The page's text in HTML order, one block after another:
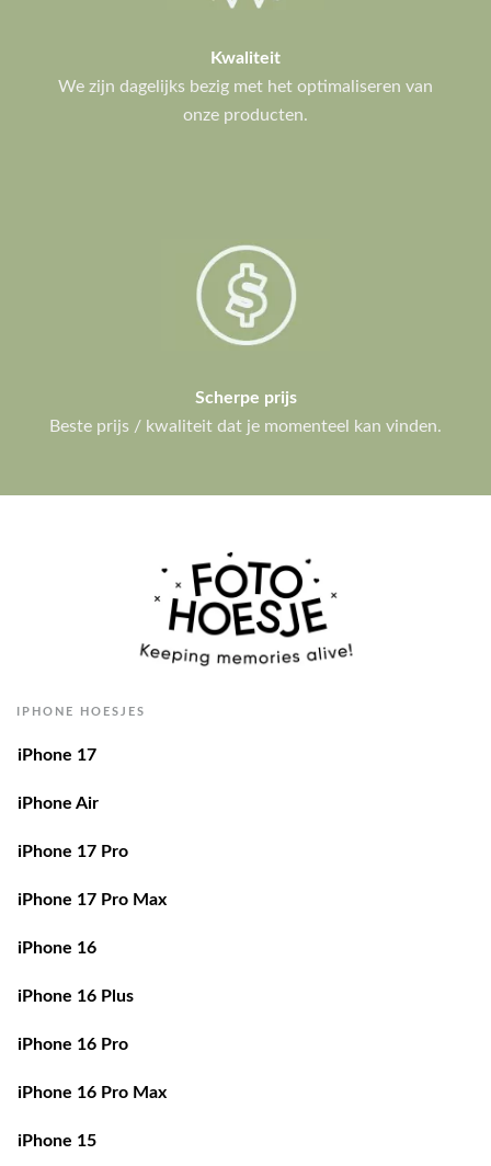
Kwaliteit
We zijn dagelijks bezig met het optimaliseren van
onze producten.
Scherpe prijs
Beste prijs / kwaliteit dat je momenteel kan vinden.
IPHONE HOESJES
iPhone 17
iPhone Air
iPhone 17 Pro
iPhone 17 Pro Max
iPhone 16
iPhone 16 Plus
iPhone 16 Pro
iPhone 16 Pro Max
iPhone 15